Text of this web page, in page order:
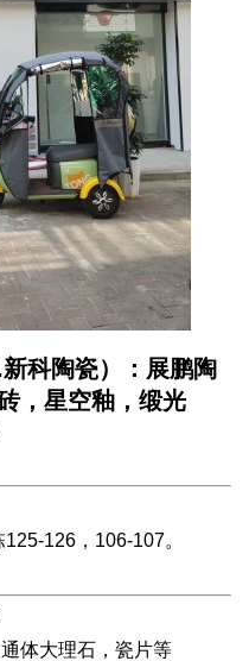
科陶瓷）：展鹏陶
，星空釉，缎光
126，106-107。
体大理石，瓷片等